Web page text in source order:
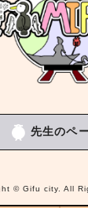
先生のペ
© Gifu city. All